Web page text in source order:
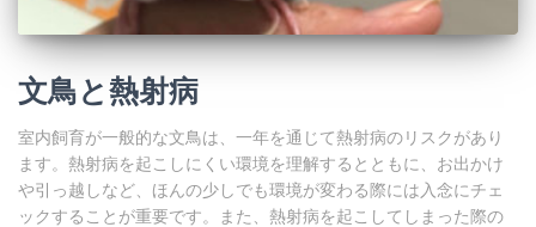
文鳥と熱射病
室内飼育が一般的な文鳥は、一年を通じて熱射病のリスクがあり
ます。熱射病を起こしにくい環境を理解するとともに、お出かけ
や引っ越しなど、ほんの少しでも環境が変わる際には入念にチェ
ックすることが重要です。また、熱射病を起こしてしまった際の